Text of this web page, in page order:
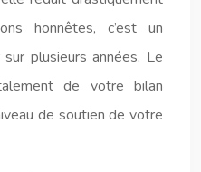
honnêtes, c’est un
plusieurs années. Le
de votre bilan
de soutien de votre